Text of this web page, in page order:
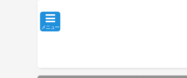
メニュー